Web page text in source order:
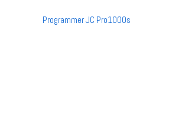
Programmer JC Pro1000s